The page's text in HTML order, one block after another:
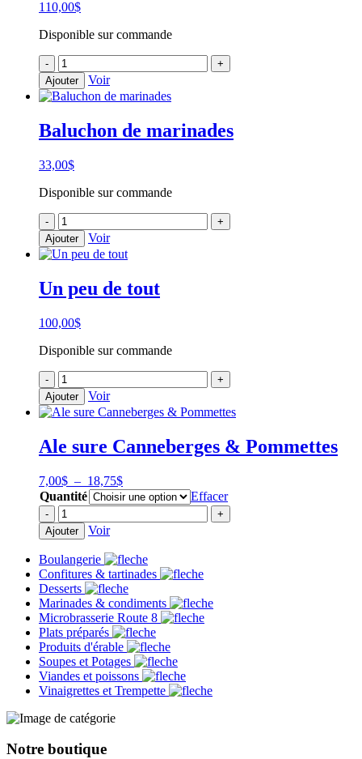
110,00$
Disponible sur commande
-
quantité
de
Le
meilleur
deux
+
Ajouter
Voir
Baluchon de marinades
33,00$
Disponible sur commande
-
quantité
de
Baluchon
de
+
Ajouter
Voir
Un peu de tout
100,00$
Disponible sur commande
-
quantité
de
Un
peu
tout
+
Ajouter
Voir
Ale sure Canneberges & Pommettes
7,00$ – 18,75$Plage
de
prix :
7,00$
18,75$
Quantité Effacer
-
quantité
de
Ale
sure
Canneberges
&
Pommettes
+
Ajouter
Voir
Boulangerie
Confitures & tartinades
Desserts
Marinades & condiments
Microbrasserie Route 8
Plats préparés
Produits d'érable
Soupes et Potages
Viandes et poissons
Vinaigrettes et Trempette
Notre boutique